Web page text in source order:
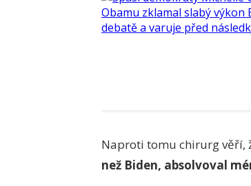
Naproti tomu chirurg věří,
než Biden, absolvoval